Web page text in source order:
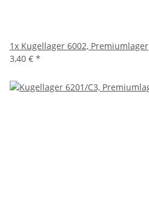
1x Kugellager 6002, Premiumlager
3,40 € *